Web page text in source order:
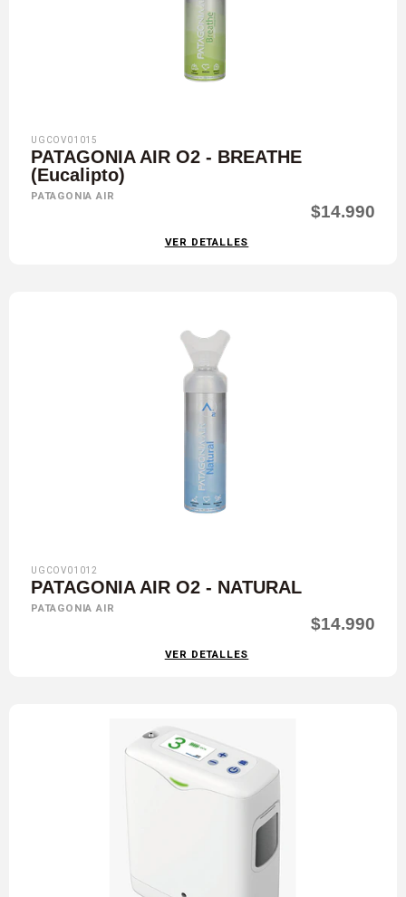
UGCOV01015
PATAGONIA AIR O2 - BREATHE
(Eucalipto)
PATAGONIA AIR
$14.990
VER DETALLES
UGCOV01012
PATAGONIA AIR O2 - NATURAL
PATAGONIA AIR
$14.990
VER DETALLES